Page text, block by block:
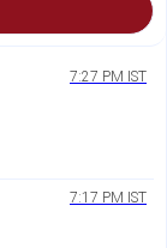
7:27 PM IST
7:17 PM IST